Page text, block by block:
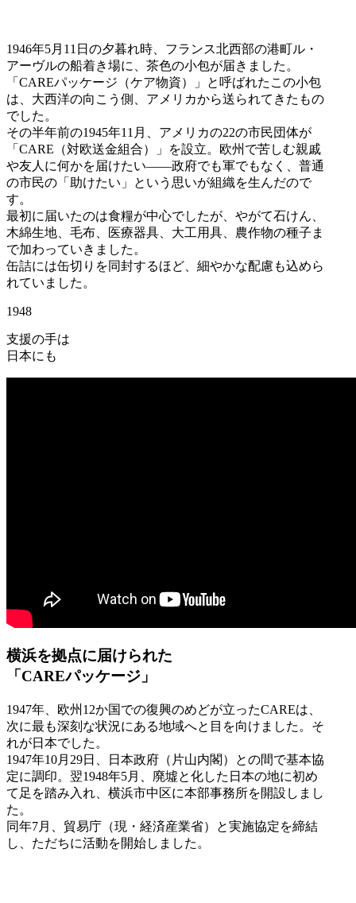
1946年5月11日の夕暮れ時、フランス北西部の港町ル・
アーヴルの船着き場に、茶色の小包が届きました。
「CAREパッケージ（ケア物資）」と呼ばれたこの小包
は、大西洋の向こう側、アメリカから送られてきたもの
でした。
その半年前の1945年11月、アメリカの22の市民団体が
「CARE（対欧送金組合）」を設立。欧州で苦しむ親戚
や友人に何かを届けたい——政府でも軍でもなく、普通
の市民の「助けたい」という思いが組織を生んだので
す。
最初に届いたのは食糧が中心でしたが、やがて石けん、
木綿生地、毛布、医療器具、大工用具、農作物の種子ま
で加わっていきました。
缶詰には缶切りを同封するほど、細やかな配慮も込めら
れていました。
1948
支援の手は
日本にも
横浜を拠点に届けられた
「CAREパッケージ」
1947年、欧州12か国での復興のめどが立ったCAREは、
次に最も深刻な状況にある地域へと目を向けました。そ
れが日本でした。
1947年10月29日、日本政府（片山内閣）との間で基本協
定に調印。翌1948年5月、廃墟と化した日本の地に初め
て足を踏み入れ、横浜市中区に本部事務所を開設しまし
た。
同年7月、貿易庁（現・経済産業省）と実施協定を締結
し、ただちに活動を開始しました。